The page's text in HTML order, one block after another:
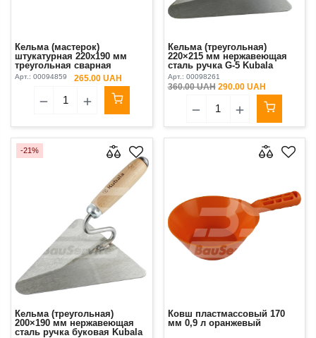
Кельма (мастерок)
штукатурная 220х190 мм
треугольная сварная
стальная ручка G-6 Kubala
Арт.: 00094859 265.00 UAH
Кельма (треугольная)
220×215 мм нержавеющая
сталь ручка G-5 Kubala
Арт.: 00098261
360.00 UAH290.00 UAH
-21%
Кельма (треугольная)
200×190 мм нержавеющая
сталь ручка буковая Kubala
Ковш пластмассовый 170
мм 0,9 л оранжевый